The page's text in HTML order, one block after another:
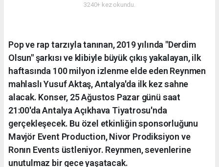
3240+ kez okundu.
Pop ve rap tarzıyla tanınan, 2019 yılında "Derdim
Olsun" şarkısı ve klibiyle büyük çıkış yakalayan, ilk
haftasında 100 milyon izlenme elde eden Reynmen
mahlaslı Yusuf Aktaş, Antalya'da ilk kez sahne
alacak. Konser, 25 Ağustos Pazar günü saat
21:00'da Antalya Açıkhava Tiyatrosu'nda
gerçekleşecek. Bu özel etkinliğin sponsorluğunu
Mavjör Event Production, Nivor Prodiksiyon ve
Ronın Events üstleniyor. Reynmen, sevenlerine
unutulmaz bir gece yaşatacak.